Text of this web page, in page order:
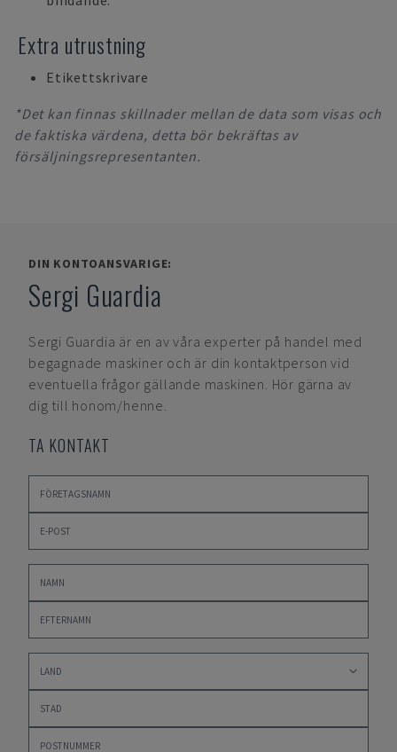
Extra utrustning
Etikettskrivare
*Det kan finnas skillnader mellan de data som visas och
de faktiska värdena, detta bör bekräftas av
försäljningsrepresentanten.
DIN KONTOANSVARIGE:
Sergi Guardia
Sergi Guardia är en av våra experter på handel med
begagnade maskiner och är din kontaktperson vid
eventuella frågor gällande maskinen. Hör gärna av
dig till honom/henne.
TA KONTAKT